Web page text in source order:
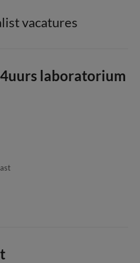
vacatures
laboratorium